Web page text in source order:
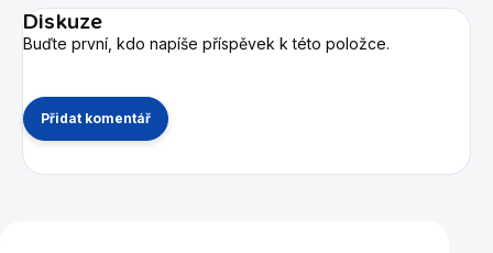
Diskuze
Buďte první, kdo napíše příspěvek k této položce.
Přidat komentář